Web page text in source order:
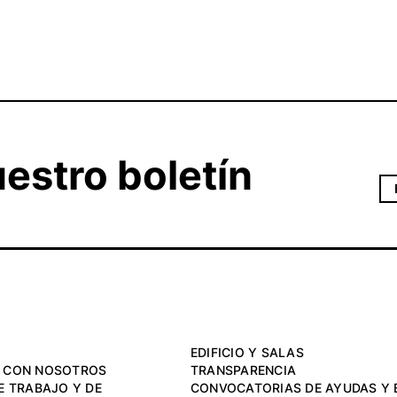
boletín
EDIFICIO Y SALAS
NOSOTROS
TRANSPARENCIA
TRABAJO Y DE
CONVOCATORIAS DE AYUDAS Y